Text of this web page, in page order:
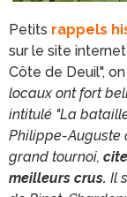
Petits rappels
sur le site
Côte de Deuil",
locaux ont fort
intitulé "La
Philippe-Auguste
grand tournoi,
meilleurs crus. Il